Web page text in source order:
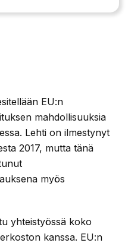
EU:n
mahdollisuuksia
Lehti on ilmestynyt
2017, mutta tänä
myös
yhteistyössä koko
kanssa. EU:n